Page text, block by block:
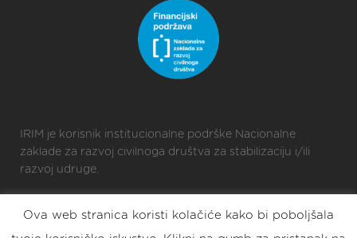
IRIM je korisnik institucionalne podrške Nacionalne
zaklade za razvoj civilnoga društva za stabilizaciju i/ili
razvoj udruge.
Ova web stranica koristi kolačiće kako bi poboljšala